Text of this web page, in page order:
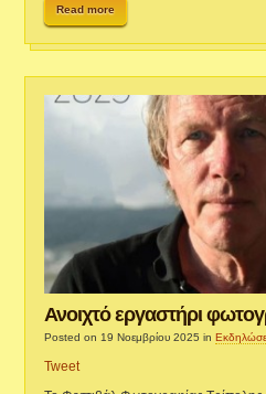
Read more
Ανοιχτό εργαστήρι
Posted on 19 Νοεμβρίου 2025 in
Tweet